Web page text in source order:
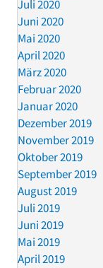
Juli 2020
Juni 2020
Mai 2020
April 2020
März 2020
Februar 2020
Januar 2020
Dezember 2019
November 2019
Oktober 2019
September 2019
August 2019
Juli 2019
Juni 2019
Mai 2019
April 2019